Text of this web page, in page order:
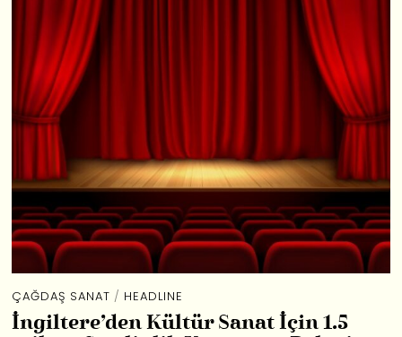
ÇAĞDAŞ SANAT / HEADLINE
İngiltere’den Kültür Sanat İçin 1.5